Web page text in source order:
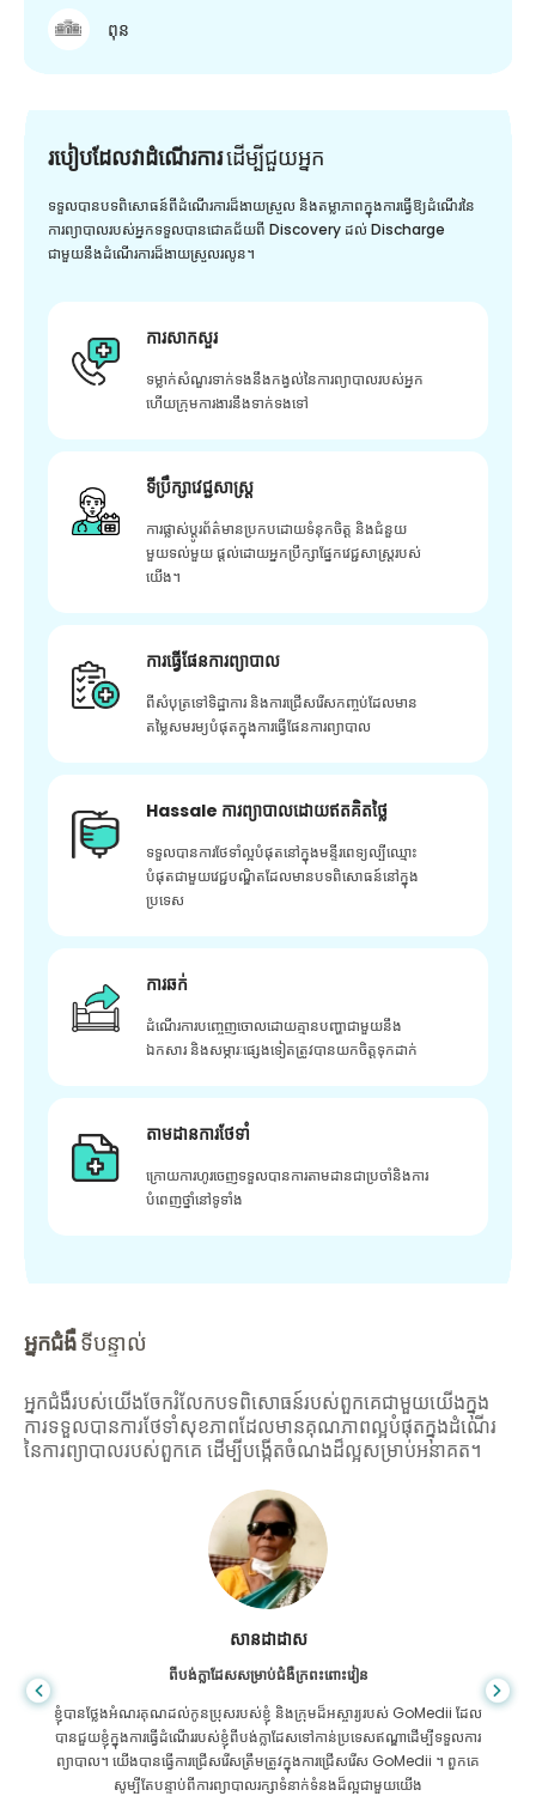
ពុន
របៀបដែលវាដំណើរការដើម្បី​ជួយ​អ្នក
ទទួលបានបទពិសោធន៍ពីដំណើរការដ៏ងាយស្រួល និងតម្លាភាពក្នុងការធ្វើឱ្យដំណើរនៃ
ការព្យាបាលរបស់អ្នកទទួលបានជោគជ័យពី Discovery ដល់ Discharge
ជាមួយនឹងដំណើរការដ៏ងាយស្រួលរលូន។
ការសាកសួរ
ទម្លាក់សំណួរទាក់ទងនឹងកង្វល់នៃការព្យាបាលរបស់អ្នក
ហើយក្រុមការងារនឹងទាក់ទងទៅ
ទីប្រឹក្សាវេជ្ជសាស្ត្រ
ការផ្លាស់ប្តូរព័ត៌មានប្រកបដោយទំនុកចិត្ត និងជំនួយ
មួយទល់មួយ ផ្តល់ដោយអ្នកប្រឹក្សាផ្នែកវេជ្ជសាស្រ្តរបស់
យើង។
ការធ្វើផែនការព្យាបាល
ពីសំបុត្រទៅទិដ្ឋាការ និងការជ្រើសរើសកញ្ចប់ដែលមាន
តម្លៃសមរម្យបំផុតក្នុងការធ្វើផែនការព្យាបាល
Hassale ការព្យាបាលដោយឥតគិតថ្លៃ
ទទួលបានការថែទាំល្អបំផុតនៅក្នុងមន្ទីរពេទ្យល្បីឈ្មោះ
បំផុតជាមួយវេជ្ជបណ្ឌិតដែលមានបទពិសោធន៍នៅក្នុង
ប្រទេស
ការឆក់
ដំណើរការបញ្ចេញចោលដោយគ្មានបញ្ហាជាមួយនឹង
ឯកសារ និងសម្ភារៈផ្សេងទៀតត្រូវបានយកចិត្តទុកដាក់
តាមដានការថែទាំ
ក្រោយ​ការ​ហូរ​ចេញ​ទទួល​បាន​ការ​តាមដាន​ជា​ប្រចាំ​និង​ការ​
បំពេញ​ថ្នាំ​នៅ​ទូទាំង​
អ្នកជំងឺទីបន្ទាល់
អ្នកជំងឺរបស់យើងចែករំលែកបទពិសោធន៍របស់ពួកគេជាមួយយើងក្នុង
ការទទួលបានការថែទាំសុខភាពដែលមានគុណភាពល្អបំផុតក្នុងដំណើរ
នៃការព្យាបាលរបស់ពួកគេ ដើម្បីបង្កើតចំណងដ៏ល្អសម្រាប់អនាគត។
សានដាដាស
ពីបង់ក្លាដែសសម្រាប់ជំងឺក្រពះពោះវៀន
ខ្ញុំបានថ្លែងអំណរគុណដល់កូនប្រុសរបស់ខ្ញុំ និងក្រុមដ៏អស្ចារ្យរបស់ GoMedii ដែល
បានជួយខ្ញុំក្នុងការធ្វើដំណើររបស់ខ្ញុំពីបង់ក្លាដែសទៅកាន់ប្រទេសឥណ្ឌាដើម្បីទទួលការ
ព្យាបាល។ យើងបានធ្វើការជ្រើសរើសត្រឹមត្រូវក្នុងការជ្រើសរើស GoMedii ។ ពួកគេ
សូម្បីតែបន្ទាប់ពីការព្យាបាលរក្សាទំនាក់ទំនងដ៏ល្អជាមួយយើង